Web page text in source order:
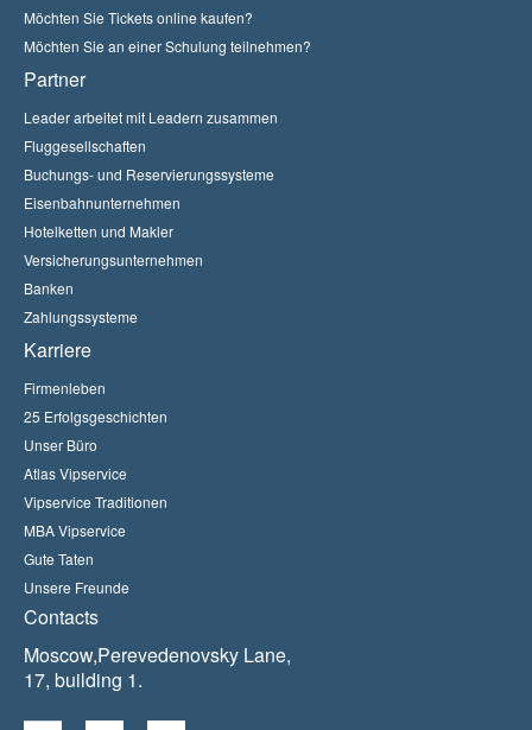
Möchten Sie Tickets online kaufen?
Möchten Sie an einer Schulung teilnehmen?
Partner
Leader arbeitet mit Leadern zusammen
Fluggesellschaften
Buchungs- und Reservierungssysteme
Eisenbahnunternehmen
Hotelketten und Makler
Versicherungsunternehmen
Banken
Zahlungssysteme
Karriere
Firmenleben
25 Erfolgsgeschichten
Unser Büro
Atlas Vipservice
Vipservice Traditionen
MBA Vipservice
Gute Taten
Unsere Freunde
Contacts
Moscow,Perevedenovsky Lane,
17, building 1.